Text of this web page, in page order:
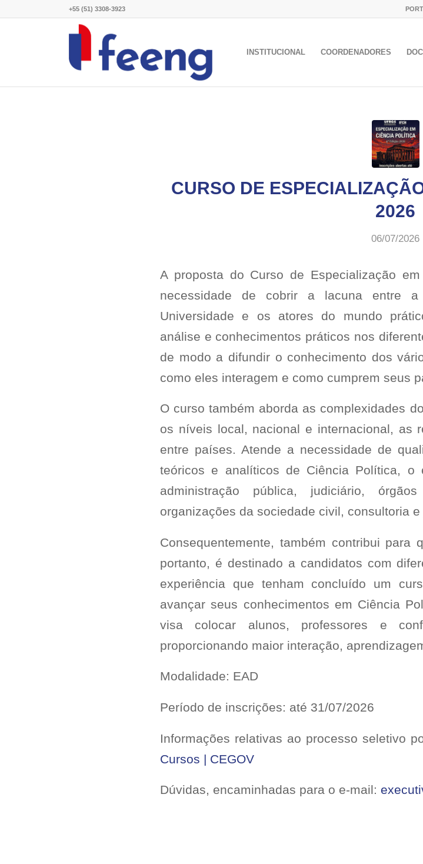
+55 (51) 3308-3923
INSTITUCIONAL COORDENADORES
CURSO DE
2026
06/07/2026
A proposta do Curso de Especialização
necessidade de cobrir a lacuna entre a
Universidade e os atores do mundo
análise e conhecimentos práticos nos
de modo a difundir o conhecimento dos
como eles interagem e como cumprem seus
O curso também aborda as complexidades
os níveis local, nacional e internacional, as
entre países. Atende a necessidade de
teóricos e analíticos de Ciência Política,
administração pública, judiciário,
organizações da sociedade civil, consultoria e
Consequentemente, também contribui para
portanto, é destinado a candidatos com
experiência que tenham concluído um
avançar seus conhecimentos em Ciência
visa colocar alunos, professores e
proporcionando maior interação,
Modalidade: EAD
Período de inscrições: até 31/07/2026
Informações relativas ao processo seletivo
Cursos | CEGOV
Dúvidas, encaminhadas para o e-mail: